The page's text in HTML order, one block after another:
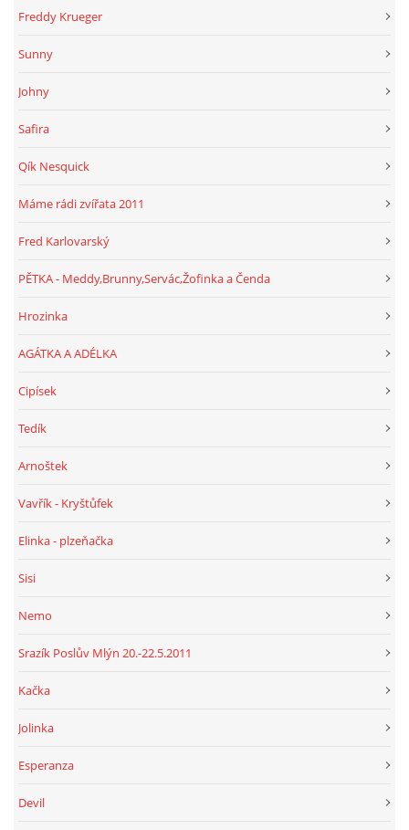
Freddy Krueger
Sunny
Johny
Safira
Qík Nesquick
Máme rádi zvířata 2011
Fred Karlovarský
PĚTKA - Meddy,Brunny,Servác,Žofinka a Čenda
Hrozinka
AGÁTKA A ADÉLKA
Cipísek
Tedík
Arnoštek
Vavřík - Kryštůfek
Elinka - plzeňačka
Sisi
Nemo
Srazík Poslův Mlýn 20.-22.5.2011
Kačka
Jolinka
Esperanza
Devil